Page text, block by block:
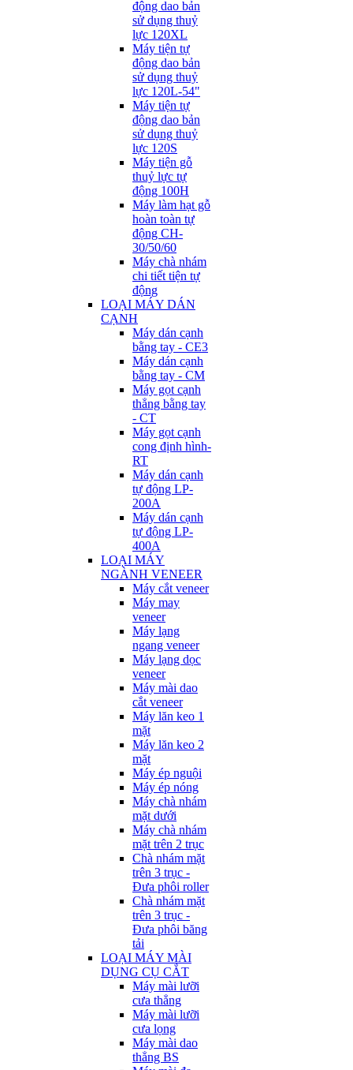
động dao bản
sử dụng thuỷ
lực 120XL
Máy tiện tự
động dao bản
sử dụng thuỷ
lực 120L-54"
Máy tiện tự
động dao bản
sử dụng thuỷ
lực 120S
Máy tiện gỗ
thuỷ lực tự
động 100H
Máy làm hạt gỗ
hoàn toàn tự
động CH-
30/50/60
Máy chà nhám
chi tiết tiện tự
động
LOẠI MÁY DÁN
CẠNH
Máy dán cạnh
bằng tay - CE3
Máy dán cạnh
bằng tay - CM
Máy gọt cạnh
thẳng bằng tay
- CT
Máy gọt cạnh
cong định hình-
RT
Máy dán cạnh
tự động LP-
200A
Máy dán cạnh
tự động LP-
400A
LOẠI MÁY
NGÀNH VENEER
Máy cắt veneer
Máy may
veneer
Máy lạng
ngang veneer
Máy lạng dọc
veneer
Máy mài dao
cắt veneer
Máy lăn keo 1
mặt
Máy lăn keo 2
mặt
Máy ép nguội
Máy ép nóng
Máy chà nhám
mặt dưới
Máy chà nhám
mặt trên 2 trục
Chà nhám mặt
trên 3 trục -
Đưa phôi roller
Chà nhám mặt
trên 3 trục -
Đưa phôi băng
tải
LOẠI MÁY MÀI
DỤNG CỤ CẮT
Máy mài lưỡi
cưa thẳng
Máy mài lưỡi
cưa lọng
Máy mài dao
thẳng BS